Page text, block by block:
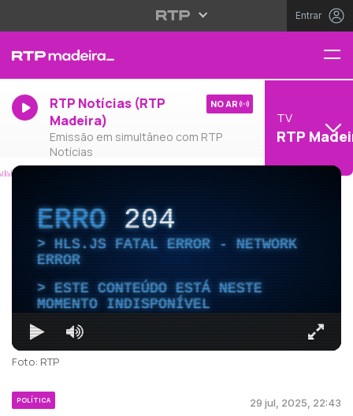
Entrar
RTP Notícias (RTP
Madeira)
Emissão em simultâneo com RTP
Notícias
NO AR
TV
RTP
ERRO204
HLS.JS FATAL ERROR - NETWORK
ERROR
ESTE CONTEÚDO ESTÁ NESTE
MOMENTO INDISPONÍVEL
Foto: RTP
POLÍTICA 29 jul, 2025, 22:43